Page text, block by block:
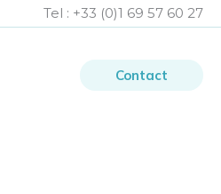
Tel : +33 (0)1 69 57 60 27
Contact